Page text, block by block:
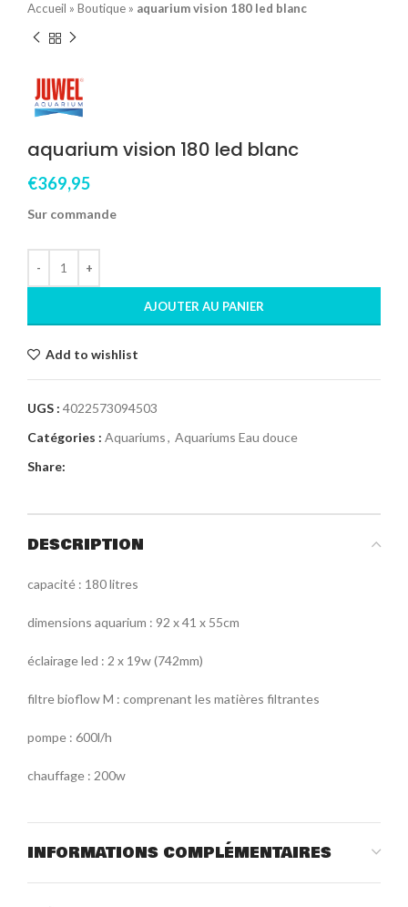
Accueil » Boutique » aquarium vision 180 led blanc
aquarium vision 180 led blanc
€369,95
Sur commande
AJOUTER AU PANIER
Add to wishlist
UGS : 4022573094503
Catégories : Aquariums, Aquariums Eau douce
Share:
DESCRIPTION
capacité : 180 litres
dimensions aquarium : 92 x 41 x 55cm
éclairage led : 2 x 19w (742mm)
filtre bioflow M : comprenant les matières filtrantes
pompe : 600l/h
chauffage : 200w
INFORMATIONS COMPLÉMENTAIRES